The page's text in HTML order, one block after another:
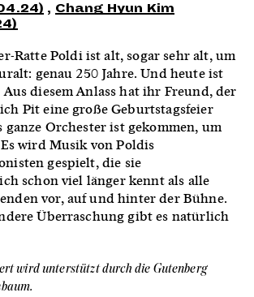
, Chang Hyun Kim
Ratte Poldi ist alt, sogar sehr alt, um
genau 250 Jahre. Und heute ist
diesem Anlass hat ihr Freund, der
Pit eine große Geburtstagsfeier
ganze Orchester ist gekommen, um
wird Musik von Poldis
gespielt, die sie
schon viel länger kennt als alle
vor, auf und hinter der Bühne.
Überraschung gibt es natürlich
wird unterstützt durch die Gutenberg